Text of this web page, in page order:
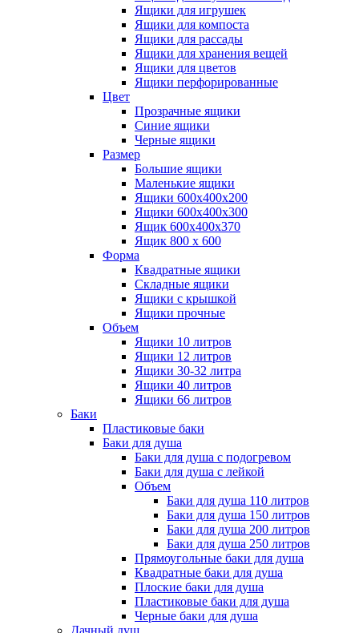
Ящики для игрушек
Ящики для компоста
Ящики для рассады
Ящики для хранения вещей
Ящики для цветов
Ящики перфорированные
Цвет
Прозрачные ящики
Синие ящики
Черные ящики
Размер
Большие ящики
Маленькие ящики
Ящики 600х400х200
Ящики 600х400х300
Ящик 600х400х370
Ящик 800 х 600
Форма
Квадратные ящики
Складные ящики
Ящики с крышкой
Ящики прочные
Объем
Ящики 10 литров
Ящики 12 литров
Ящики 30-32 литра
Ящики 40 литров
Ящики 66 литров
Баки
Пластиковые баки
Баки для душа
Баки для душа с подогревом
Баки для душа с лейкой
Объем
Баки для душа 110 литров
Баки для душа 150 литров
Баки для душа 200 литров
Баки для душа 250 литров
Прямоугольные баки для душа
Квадратные баки для душа
Плоские баки для душа
Пластиковые баки для душа
Черные баки для душа
Дачный душ